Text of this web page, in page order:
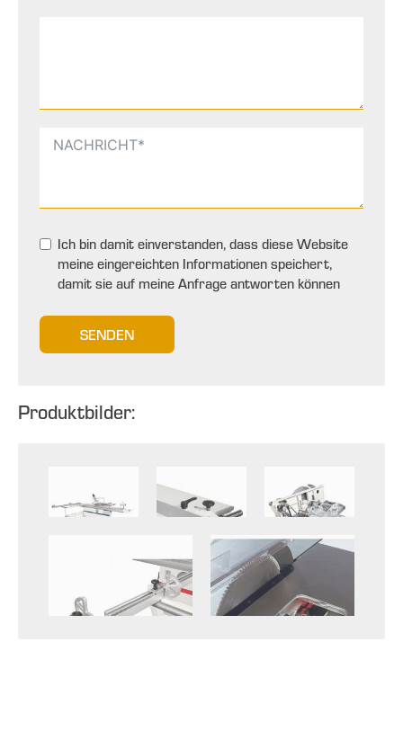
Ich bin damit einverstanden, dass diese Website
meine eingereichten Informationen speichert,
damit sie auf meine Anfrage antworten können
SENDEN
Produktbilder: